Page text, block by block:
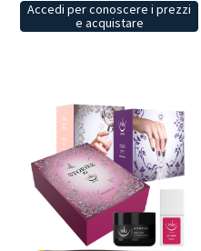
Accedi per conoscere i prezzi
e acquistare